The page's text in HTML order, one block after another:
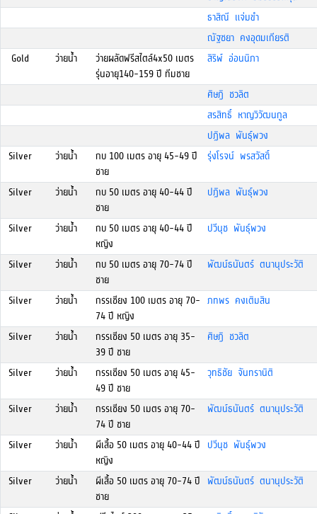
ธาสิณี แจ่มขำ
ณัฐชยา คงอุดมเกียรติ
Gold
ว่ายน้ำ
ว่ายผลัดฟรีสไตล์4x50 เมตร
รุ่นอายุ140-159 ปี ทีมชาย
สิริพ์ อ่อนนิภา
ศิษฎิ ชวลิต
สรสิทธิ์ หาญวิวัฒนกูล
ปฏิพล พันธุ์พวง
Silver
ว่ายน้ำ
กบ 100 เมตร อายุ 45-49 ปี
ชาย
รุ่งโรจน์ พรสวัสดิ์
Silver ว่ายน้ำ
กบ 50 เมตร อายุ 40-44 ปี
ชาย
ปฏิพล พันธุ์พวง
Silver ว่ายน้ำ
กบ 50 เมตร อายุ 40-44 ปี
หญิง
ปวีนุช พันธุ์พวง
Silver ว่ายน้ำ
กบ 50 เมตร อายุ 70-74 ปี
ชาย
พัฒน์ธนันตร์ ตนานุประวัติ
Silver ว่ายน้ำ
กรรเชียง 100 เมตร อายุ 70-
74 ปี หญิง
ภทพร คงเติมสิน
Silver ว่ายน้ำ
กรรเชียง 50 เมตร อายุ 35-
39 ปี ชาย
ศิษฎิ ชวลิต
Silver ว่ายน้ำ
กรรเชียง 50 เมตร อายุ 45-
49 ปี ชาย
วุทธิชัย จันทรานิติ
Silver ว่ายน้ำ
กรรเชียง 50 เมตร อายุ 70-
74 ปี ชาย
พัฒน์ธนันตร์ ตนานุประวัติ
Silver ว่ายน้ำ
ผีเสื้อ 50 เมตร อายุ 40-44 ปี
หญิง
ปวีนุช พันธุ์พวง
Silver ว่ายน้ำ
ผีเสื้อ 50 เมตร อายุ 70-74 ปี
ชาย
พัฒน์ธนันตร์ ตนานุประวัติ